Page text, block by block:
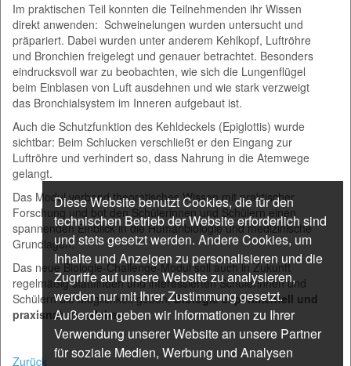
Im praktischen Teil konnten die Teilnehmenden ihr Wissen
direkt anwenden: Schweinelungen wurden untersucht und
präpariert. Dabei wurden unter anderem Kehlkopf, Luftröhre
und Bronchien freigelegt und genauer betrachtet. Besonders
eindrucksvoll war zu beobachten, wie sich die Lungenflügel
beim Einblasen von Luft ausdehnen und wie stark verzweigt
das Bronchialsystem im Inneren aufgebaut ist.
Auch die Schutzfunktion des Kehldeckels (Epiglottis) wurde
sichtbar: Beim Schlucken verschließt er den Eingang zur
Luftröhre und verhindert so, dass Nahrung in die Atemwege
gelangt.
Das Modul verband theoretisches Wissen mit praktischer
Forschung und bot den Schülerinnen und Schülern einen
spannenden Einblick in die Humanbiologie und medizinische
Grundlagen.
Das neue Biologie-Challenge-Modul soll auch in Zukunft
regelmäßig stattfinden und interessierten Schülerinnen und
Schülern die Möglichkeit geben,Biologie experimentell und
praxisnah zu erleben.
Zurück
Diese Website benutzt Cookies, die für den
technischen Betrieb der Website erforderlich sind
und stets gesetzt werden. Andere Cookies, um
Inhalte und Anzeigen zu personalisieren und die
Zugriffe auf unsere Website zu analysieren,
werden nur mit Ihrer Zustimmung gesetzt.
Außerdem geben wir Informationen zu Ihrer
Verwendung unserer Website an unsere Partner
für soziale Medien, Werbung und Analysen